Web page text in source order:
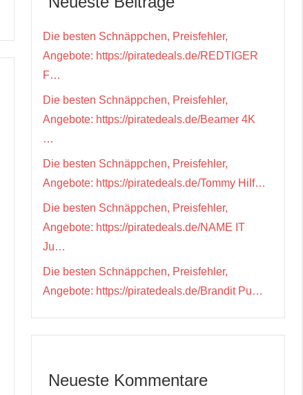
Die besten Schnäppchen, Preisfehler,
Angebote: https://piratedeals.de/REDTIGER
F…
Die besten Schnäppchen, Preisfehler,
Angebote: https://piratedeals.de/Beamer 4K
…
Die besten Schnäppchen, Preisfehler,
Angebote: https://piratedeals.de/Tommy Hilf…
Die besten Schnäppchen, Preisfehler,
Angebote: https://piratedeals.de/NAME IT
Ju…
Die besten Schnäppchen, Preisfehler,
Angebote: https://piratedeals.de/Brandit Pu…
Neueste Kommentare